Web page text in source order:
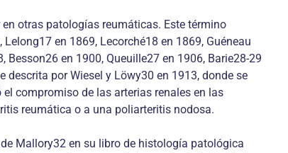
otras patologías reumáticas. Este término
en 1869, Lecorché18 en 1869, Guéneau
en 1900, Queuille27 en 1906, Barie28-29
por Wiesel y Löwy30 en 1913, donde se
compromiso de las arterias renales en las
reumática o a una poliarteritis nodosa.
Mallory32 en su libro de histología patológica